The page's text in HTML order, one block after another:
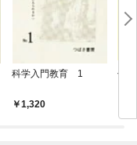
科学入門教育 1
1,320
仮